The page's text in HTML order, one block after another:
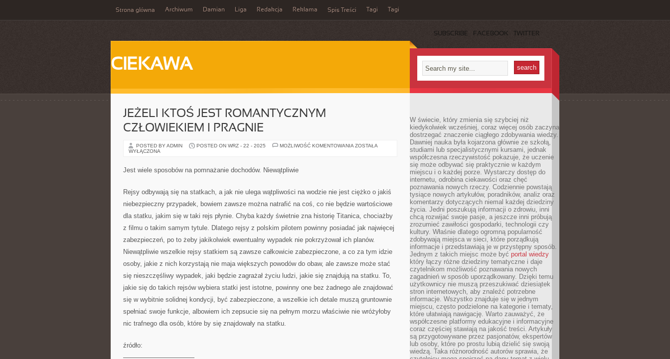
Strona główna Archiwum Damian Liga Redakcja Reklama Spis Treści Tagi Tagi
SUBSCRIBE FACEBOOK TWITTER
CIEKAWA
JEŻELI KTOŚ JEST ROMANTYCZNYM
CZŁOWIEKIEM I PRAGNIE
POSTED BY ADMIN POSTED ON WRZ - 22 - 2025 MOŻLIWOŚĆ KOMENTOWANIA JEŻELI
ZOSTAŁA
WYŁĄCZONA
Jest wiele sposobów na pomnażanie dochodów. Niewątpliwie
Rejsy odbywają się na statkach, a jak nie ulega wątpliwości na wodzie nie jest ciężko o jakiś
niebezpieczny przypadek, bowiem zawsze można natrafić na coś, co nie będzie wartościowe
dla statku, jakim się w taki rejs płynie. Chyba każdy świetnie zna historię Titanica, chociażby
z filmu o takim samym tytule. Dlatego rejsy z polskim pilotem powinny posiadać jak najwięcej
zabezpieczeń, po to żeby jakikolwiek ewentualny wypadek nie pokrzyżował ich planów.
Niewątpliwie wszelkie rejsy statkiem są zawsze całkowicie zabezpieczone, a co za tym idzie
osoby, jakie z nich korzystają nie maja większych powodów do obaw, ale zawsze może stać
się nieszczęśliwy wypadek, jaki będzie zagrażał życiu ludzi, jakie się znajdują na statku. To,
jakie się do takich rejsów wybiera statki jest istotne, powinny one bez żadnego ale znajdować
się w wybitnie solidnej kondycji, być zabezpieczone, a wszelkie ich detale muszą gruntownie
spełniać swoje funkcje, albowiem ich zepsucie się na pełnym morzu właściwie nie wróżyłoby
nic trafnego dla osób, które by się znajdowały na statku.
źródło:
———————————
W świecie, który zmienia się szybciej niż
kiedykolwiek wcześniej, coraz więcej osób zaczyna
dostrzegać znaczenie ciągłego zdobywania wiedzy.
Dawniej nauka była kojarzona głównie ze szkołą,
studiami lub specjalistycznymi kursami, jednak
współczesna rzeczywistość pokazuje, że uczenie
się może odbywać się praktycznie w każdym
miejscu i o każdej porze. Wystarczy dostęp do
internetu, odrobina ciekawości oraz chęć
poznawania nowych rzeczy. Codziennie powstają
tysiące nowych artykułów, poradników, analiz oraz
komentarzy dotyczących niemal każdej dziedziny
życia. Jedni poszukują informacji o zdrowiu, inni
chcą rozwijać swoje pasje, a jeszcze inni próbują
zrozumieć zawiłości gospodarki, technologii czy
kultury. Właśnie dlatego ogromną popularność
zdobywają miejsca w sieci, które porządkują
informacje i przedstawiają je w przystępny sposób.
Jednym z takich miejsc może być portal wiedzy
który łączy różne dziedziny tematyczne i daje
czytelnikom możliwość poznawania nowych
zagadnień w sposób uporządkowany. Dzięki temu
użytkownicy nie muszą przeszukiwać dziesiątek
stron internetowych, aby znaleźć potrzebne
informacje. Wszystko znajduje się w jednym
miejscu, często podzielone na kategorie i tematy,
które ułatwiają nawigację. Warto zauważyć, że
współczesne platformy edukacyjne i informacyjne
coraz częściej stawiają na jakość treści. Artykuły
są przygotowywane przez pasjonatów, ekspertów
lub osoby, które po prostu lubią dzielić się swoją
wiedzą. Taka różnorodność autorów sprawia, że